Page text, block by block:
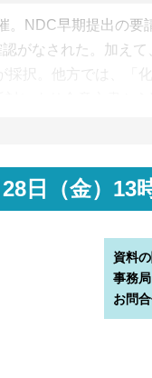
。NDC早期提出の要
がなされた。加え
採択。他方では、「
表義務化、スコープ
組を企業に求める姿
・管理・報告フレ
（GCP）」初版を
のと言える内容で、
日（金）13
資料
事務
お問